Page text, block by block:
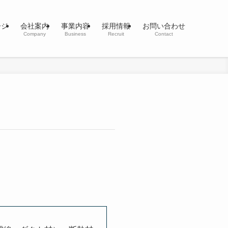
ジ 会社案内
Company
事業内容
Business
採用情報
Recruit
お問い合わせ
Contact